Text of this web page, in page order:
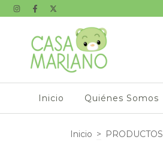
Inicio Quiénes Somos
Inicio > PRODUCTOS